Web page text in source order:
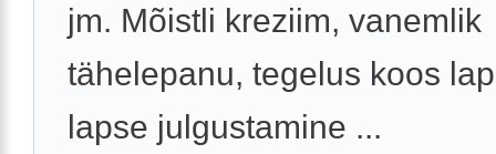
jm. Mõistli kreziim, vanemlik
tähelepanu, tegelus koos
lapse julgustamine ...